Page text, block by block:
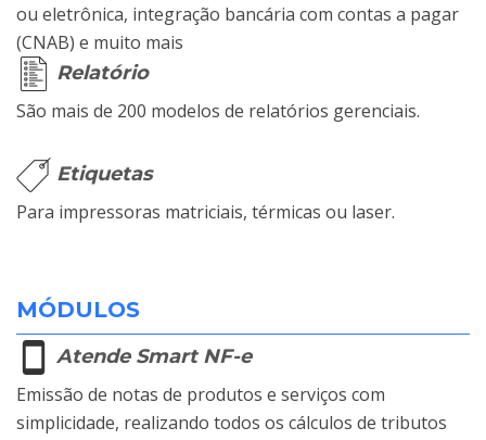
ou eletrônica, integração bancária com contas a pagar
(CNAB) e muito mais
Relatório
São mais de 200 modelos de relatórios gerenciais.
Etiquetas
Para impressoras matriciais, térmicas ou laser.
MÓDULOS
Atende Smart NF-e
Emissão de notas de produtos e serviços com
simplicidade, realizando todos os cálculos de tributos